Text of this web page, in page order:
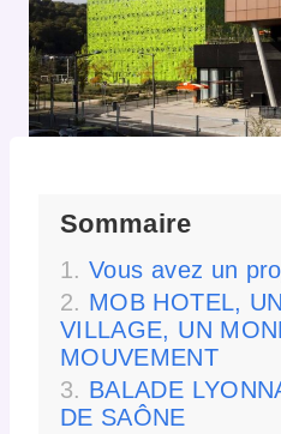
Sommaire
Vous avez un
MOB HOTEL,
VILLAGE, UN
MOUVEMENT
BALADE
DE SAÔNE